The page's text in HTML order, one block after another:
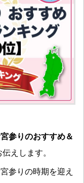
参りのおすすめ＆
えします。
参りの時期を迎え